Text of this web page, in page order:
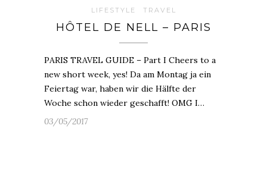
LIFESTYLE TRAVEL
HÔTEL DE NELL – PARIS
PARIS TRAVEL GUIDE – Part I Cheers to a
new short week, yes! Da am Montag ja ein
Feiertag war, haben wir die Hälfte der
Woche schon wieder geschafft! OMG I…
03/05/2017